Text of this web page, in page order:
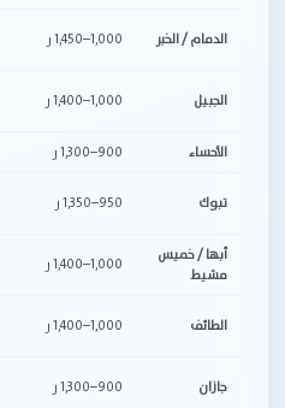
الدمام / الخبر 1,000–1,450 ر
الجبيل 1,000–1,400 ر
الأحساء
900–1,300 ر
تبوك 950–1,350 ر
أبها / خميس
مشيط
1,000–1,400 ر
الطائف 1,000–1,400 ر
جازان 900–1,300 ر